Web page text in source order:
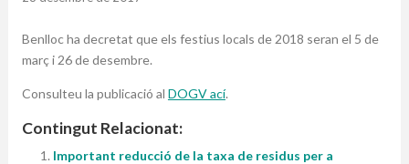
Benlloc ha decretat que els festius locals de 2018 seran el 5 de
març i 26 de desembre.
Consulteu la publicació al DOGV ací.
Contingut Relacionat:
Important reducció de la taxa de residus per a